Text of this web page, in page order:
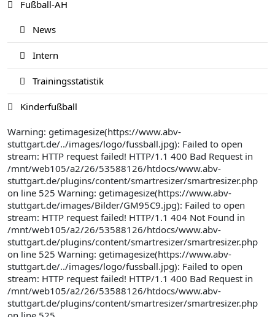
Fußball-AH
News
Intern
Trainingsstatistik
Kinderfußball
Warning: getimagesize(https://www.abv-
stuttgart.de/../images/logo/fussball.jpg): Failed to open
stream: HTTP request failed! HTTP/1.1 400 Bad Request in
/mnt/web105/a2/26/53588126/htdocs/www.abv-
stuttgart.de/plugins/content/smartresizer/smartresizer.php
on line 525 Warning: getimagesize(https://www.abv-
stuttgart.de/images/Bilder/GM95C9.jpg): Failed to open
stream: HTTP request failed! HTTP/1.1 404 Not Found in
/mnt/web105/a2/26/53588126/htdocs/www.abv-
stuttgart.de/plugins/content/smartresizer/smartresizer.php
on line 525 Warning: getimagesize(https://www.abv-
stuttgart.de/../images/logo/fussball.jpg): Failed to open
stream: HTTP request failed! HTTP/1.1 400 Bad Request in
/mnt/web105/a2/26/53588126/htdocs/www.abv-
stuttgart.de/plugins/content/smartresizer/smartresizer.php